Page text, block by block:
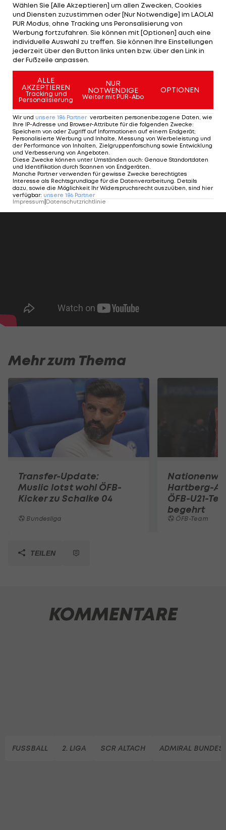
Altach überwies für Kaiba im Sommer 180.000 Euro
Ablöse an Coton Sport FC.
Austria-Neuzugänge
Bundesliga
Erster Profivertrag für 19-
Jährigen bei WSG Tirol
Bundesliga
Mehr zum Thema
Transfer-Update:
Muslic lotst wohl ÖFB-
Kicker zu Schalke 04
Bundesliga
Hartberg-
ÖFB-U21-
begehrt
ÖFB-Team
TEILEN
KOMMENTARE
FUSSBALL 2. LIGA SCR ALTACH ADMIRAL
Wählen Sie [Alle Akzeptieren] um allen Zwecken, Cookies
und Diensten zuzustimmen oder [Nur Notwendige] im LAOLA1
PUR Modus, ohne Tracking uns Peronsalisierung von
Werbung fortzufahren. Sie können mit [Optionen] auch eine
individuelle Auswahl zu treffen. Sie können Ihre Einstellungen
jederzeit über den Button links unten bzw. über den Link in
der Fußzeile anpassen.
ALLE
AKZEPTIEREN
Tracking und
Personalisierung
NUR
NOTWENDIGE
Weiter mit PUR-Abo
OPTIONEN
Wir und unsere 186 Partner verarbeiten personenbezogene Daten, wie
Ihre IP-Adresse und Browser-Attribute für die folgenden Zwecke:
Speichern von oder Zugriff auf Informationen auf einem Endgerät;
Personalisierte Werbung und Inhalte, Messung von Werbeleistung und
der Performance von Inhalten, Zielgruppenforschung sowie Entwicklung
und Verbesserung von Angeboten
Diese Zwecke können unter Umständen auch: Genaue Standortdaten
und Identifikation durch Scannen von Endgeräten
Manche Partner verwenden für gewisse Zwecke berechtigtes
Interesse als Rechtsgrundlage für die Datenverarbeitung. Details
dazu, sowie die Möglichkeit Ihr Widerspruchsrecht auszuüben, sind hier
verfügbar: unsere 186 Partner
Impressum|Datenschutzrichtlinie